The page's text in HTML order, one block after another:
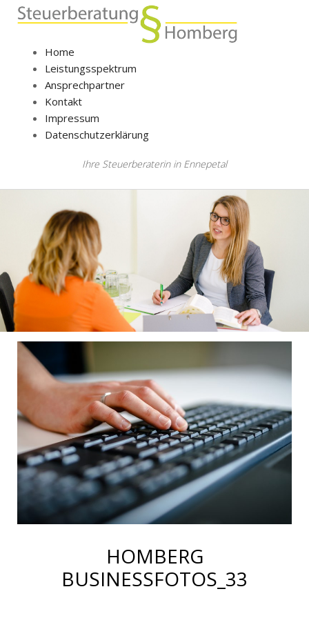
Home
Leistungsspektrum
Ansprechpartner
Kontakt
Impressum
Datenschutzerklärung
Ihre Steuerberaterin in Ennepetal
HOMBERG
BUSINESSFOTOS_33